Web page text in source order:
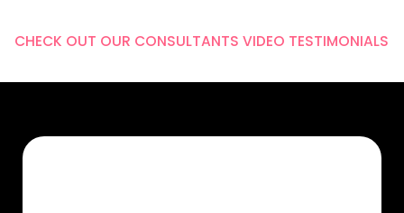
CHECK OUT OUR CONSULTANTS VIDEO TESTIMONIALS